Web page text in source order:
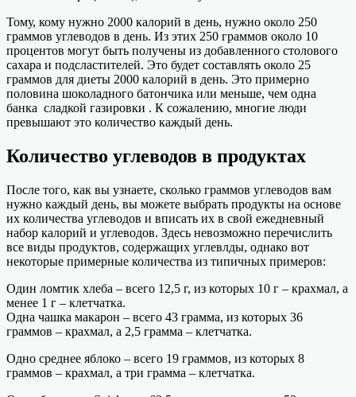
Тому, кому нужно 2000 калорий в день, нужно около 250
граммов углеводов в день. Из этих 250 граммов около 10
процентов могут быть получены из добавленного столового
сахара и подсластителей. Это будет составлять около 25
граммов для диеты 2000 калорий в день. Это примерно
половина шоколадного батончика или меньше, чем одна
банка сладкой газировки . К сожалению, многие люди
превышают это количество каждый день.
Количество углеводов в продуктах
После того, как вы узнаете, сколько граммов углеводов вам
нужно каждый день, вы можете выбрать продукты на основе
их количества углеводов и вписать их в свой ежедневный
набор калорий и углеводов. Здесь невозможно перечислить
все виды продуктов, содержащих углевлды, однако вот
некоторые примерные количества из типичных примеров:
Один ломтик хлеба – всего 12,5 г, из которых 10 г – крахмал, а
менее 1 г – клетчатка.
Одна чашка макарон – всего 43 грамма, из которых 36
граммов – крахмал, а 2,5 грамма – клетчатка.
Одно среднее яблоко – всего 19 граммов, из которых 8
граммов – крахмал, а три грамма – клетчатка.